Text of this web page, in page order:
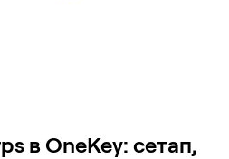
в OneKey: сетап,